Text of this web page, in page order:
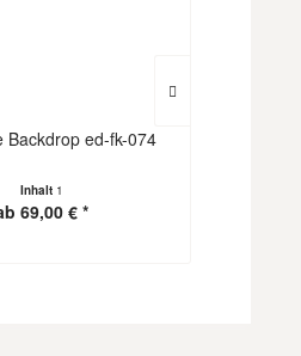
Backdrop ed-fk-074
Inhalt 1
69,00 € *